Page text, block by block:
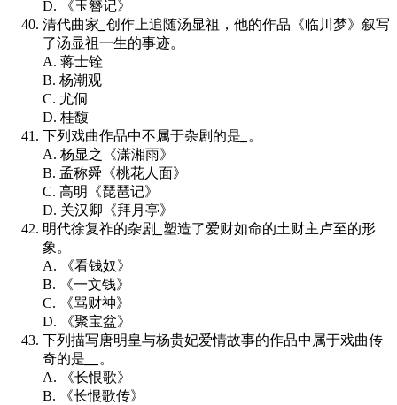
D. 《玉簪记》
清代曲家 创作上追随汤显祖，他的作品《临川梦》叙写
了汤显祖一生的事迹。
A. 蒋士铨
B. 杨潮观
C. 尤侗
D. 桂馥
下列戏曲作品中不属于杂剧的是
。
A. 杨显之《潇湘雨》
B. 孟称舜《桃花人面》
C. 高明《琵琶记》
D. 关汉卿《拜月亭》
明代徐复祚的杂剧
塑造了爱财如命的土财主卢至的形
象。
A. 《看钱奴》
B. 《一文钱》
C. 《骂财神》
D. 《聚宝盆》
下列描写唐明皇与杨贵妃爱情故事的作品中属于戏曲传
奇的是
。
A. 《长恨歌》
B. 《长恨歌传》